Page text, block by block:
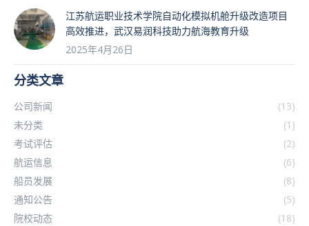
江苏航运职业技术学院自动化模拟机舱升级改造项目
高效推进，武汉易润科技助力航海教育升级
2025年4月26日
分类文章
公司新闻
(13)
未分类
(1)
考试评估
(2)
航运信息
(6)
船员发展
(8)
通知公告
(5)
院校动态
(18)